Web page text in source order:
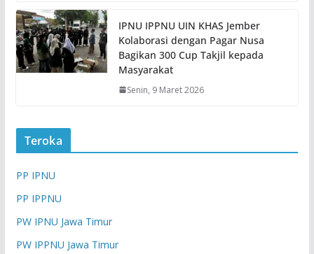
IPNU IPPNU UIN KHAS Jember
Kolaborasi dengan Pagar Nusa
Bagikan 300 Cup Takjil kepada
Masyarakat
Senin, 9 Maret 2026
Teroka
PP IPNU
PP IPPNU
PW IPNU Jawa Timur
PW IPPNU Jawa Timur